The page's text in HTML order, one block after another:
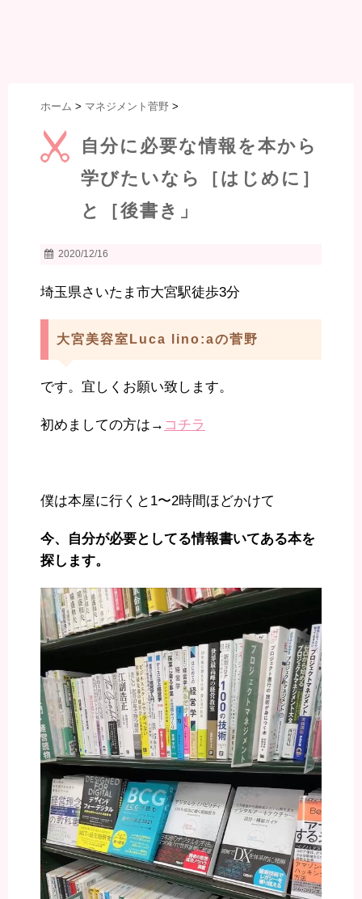
ホーム > マネジメント菅野 >
自分に必要な情報を本から
学びたいなら［はじめに］
と［後書き」
2020/12/16
埼玉県さいたま市大宮駅徒歩3分
大宮美容室Luca lino:aの菅野
です。宜しくお願い致します。
初めましての方は→ コチラ
僕は本屋に行くと1〜2時間ほどかけて
今、自分が必要としてる情報書いてある本を
探します。